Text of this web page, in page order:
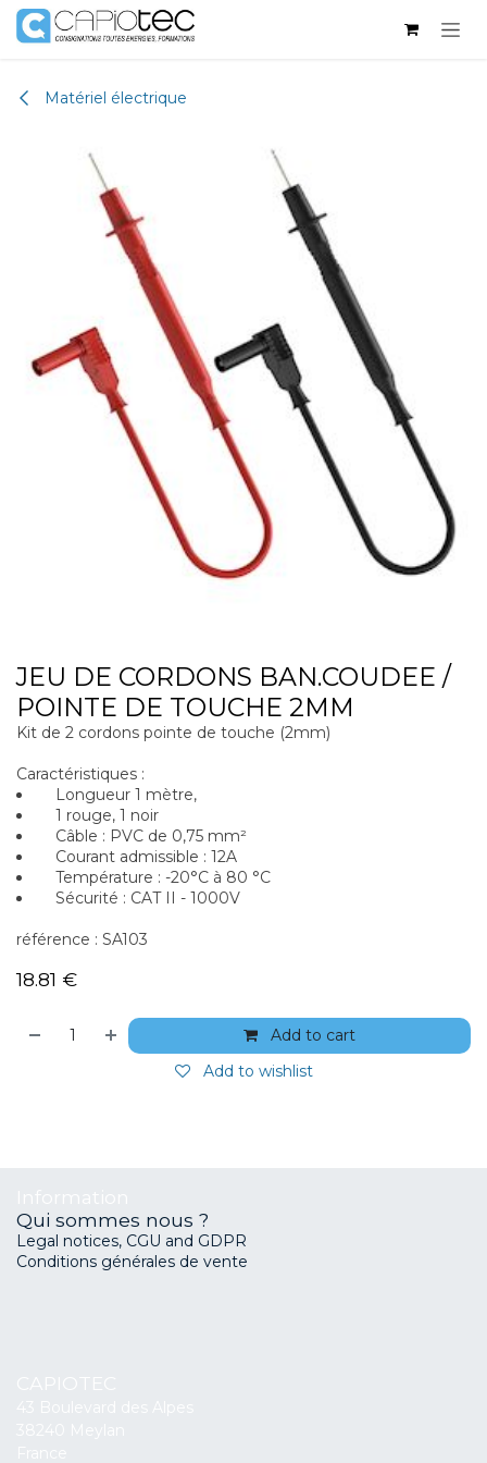
Skip to Content
Matériel électrique
JEU DE CORDONS BAN.COUDEE /
POINTE DE TOUCHE 2MM
Kit de 2 cordons pointe de touche (2mm)
Caractéristiques :
Longueur 1 mètre,
1 rouge, 1 noir
Câble : PVC de 0,75 mm²
Courant admissible : 12A
Température : -20°C à 80 °C
Sécurité : CAT II - 1000V
référence : SA103
18.81 €
Add to cart
Add to wishlist
Qui sommes nous ?
Legal notices, CGU and GDPR
Conditions générales de vente